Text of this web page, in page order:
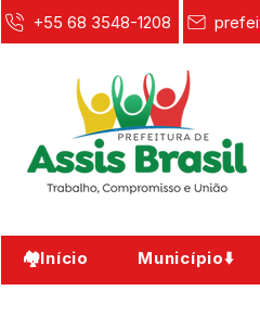
+55 68 3548-1208
🏘️Início Município⬇️